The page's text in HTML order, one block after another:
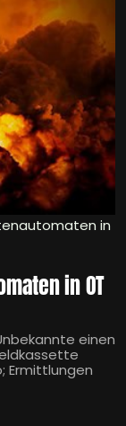
in
in OT
einen
Ermittlungen